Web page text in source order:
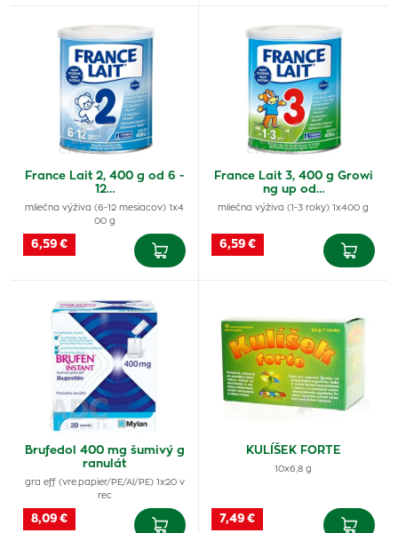
France Lait 2, 400 g od 6 -
12…
mliečna výživa (6-12 mesiacov) 1x4
00 g
6,59 €
France Lait 3, 400 g Growi
ng up od…
mliečna výživa (1-3 roky) 1x400 g
6,59 €
Brufedol 400 mg šumivý g
ranulát
gra eff (vre.papier/PE/Al/PE) 1x20 v
rec
8,09 €
KULÍŠEK FORTE
10x6,8 g
7,49 €